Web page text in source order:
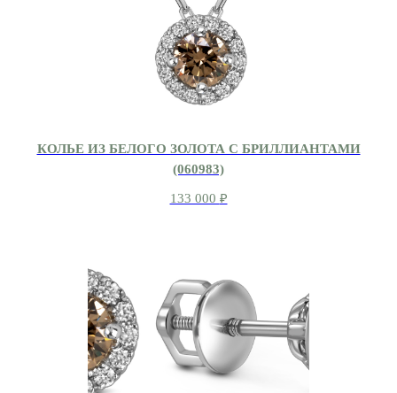
КОЛЬЕ ИЗ БЕЛОГО ЗОЛОТА С БРИЛЛИАНТАМИ
(060983)
133 000 ₽